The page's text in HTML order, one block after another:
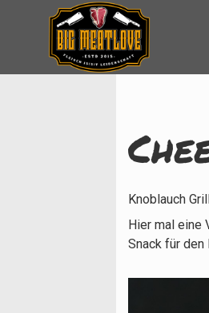
Knoblauch
Hier mal eine
Snack für den